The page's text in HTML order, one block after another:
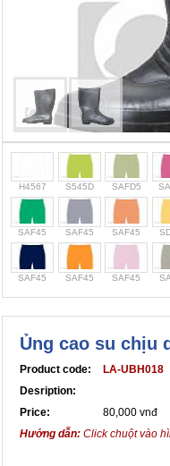
H4567 S545D SAFD5
SAF45 SAF45 SAF45
SAF45 SAF45 SAF45
Ủng cao su chịu
Product code:
LA-UBH018
Desription:
Price:
80,000 vnđ
Hướng dẫn: Click chuột vào
Cọc giao thông, rào chắn
Bình chữa cháy, cứu hỏa
Chính sách bảo mật